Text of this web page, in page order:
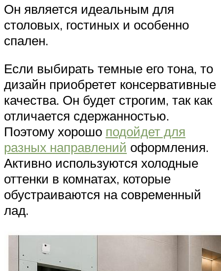
Он является идеальным для
столовых, гостиных и особенно
спален.
Если выбирать темные его тона, то
дизайн приобретет консервативные
качества. Он будет строгим, так как
отличается сдержанностью.
Поэтому хорошо подойдет для
разных направлений оформления.
Активно используются холодные
оттенки в комнатах, которые
обустраиваются на современный
лад.